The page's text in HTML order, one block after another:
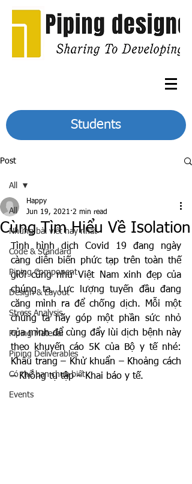
Students
Post
All
Những bài viết hay nhất
Code & Standard
Piping Component
Design & Layout
Stress Analysis
Piping Material
Piping Deliverables
Có thể bạn chưa biết
Events
All
Cùng Tìm Hiểu Về Isolation
Happy
Jun 19, 2021 2 min read
Tình hình dịch Covid 19 đang ngày
càng diễn biến phức tạp trên toàn thế
giới cũng như Việt Nam xinh đẹp của
chúng ta. Lực lượng tuyến đầu đang
căng mình ra để chống dịch. Mỗi một
chúng ta hãy góp một phần sức nhỏ
của mình để cùng đẩy lùi dịch bệnh này
theo khuyến cáo 5K của Bộ y tế nhé:
Khẩu trang – Khử khuẩn – Khoảng cách
– Không tụ tập – Khai báo y tế.